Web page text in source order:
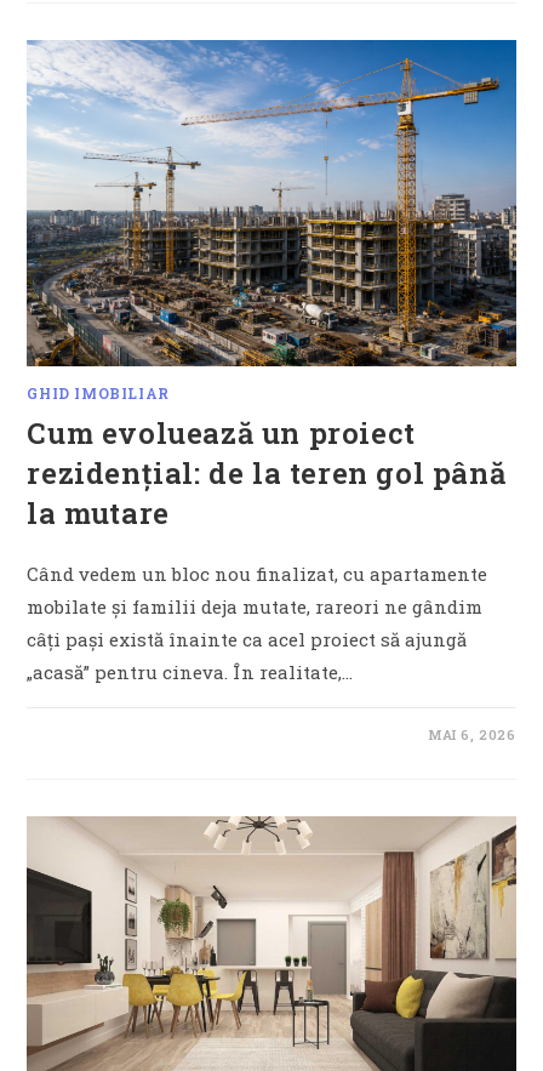
GHID IMOBILIAR
Cum evoluează un proiect
rezidențial: de la teren gol până
la mutare
Când vedem un bloc nou finalizat, cu apartamente
mobilate și familii deja mutate, rareori ne gândim
câți pași există înainte ca acel proiect să ajungă
„acasă” pentru cineva. În realitate,…
MAI 6, 2026